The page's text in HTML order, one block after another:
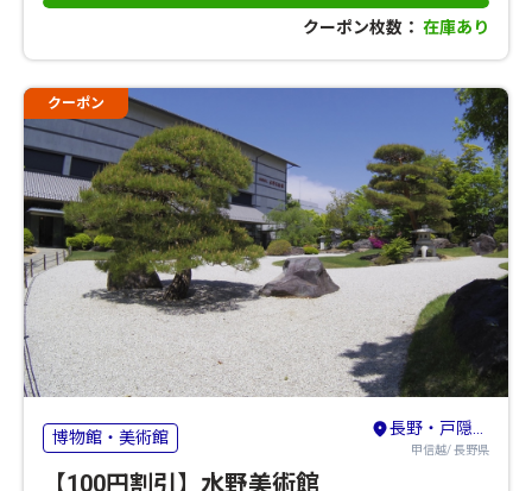
クーポン枚数： 在庫あり
クーポン
博物館・美術館 長野・戸隠・小布施・高山村
甲信越/ 長野県
【100円割引】水野美術館